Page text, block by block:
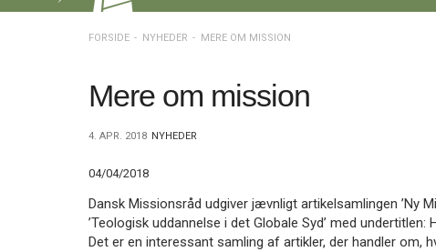
tilbage
Værktøjskassen
BaptistKirken
FORSIDE NYHEDER MERE OM MISSION
Mere om mission
4. APR. 2018 NYHEDER
04/04/2018
Dansk Missionsråd udgiver jævnligt artikelsamlingen ’Ny
’Teologisk uddannelse i det Globale Syd’ med
Det er en interessant samling af artikler, der handler om,